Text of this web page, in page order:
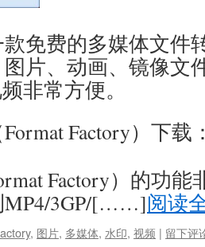
免费的多媒体文件
片、动画、镜像文
非常方便。
Format Factory）下载
Factory）的功
MP4/3GP/[……]阅读
, 图片, 多媒体, 水印, 视频 | 留下评